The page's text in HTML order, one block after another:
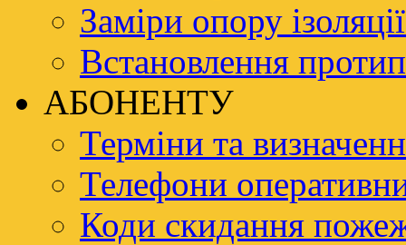
Заміри опору
Встановлення
АБОНЕНТУ
Терміни та
Телефони
Коди скидання